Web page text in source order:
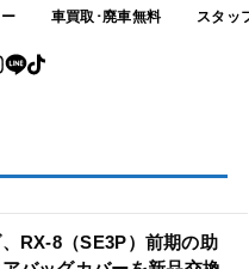
車買取･廃車無料 スタッ
RX-8（SE3P）前期の助